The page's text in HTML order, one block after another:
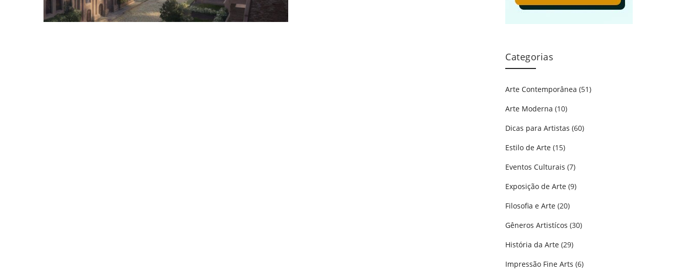
Categorias
Arte Contemporânea (51)
Arte Moderna (10)
Dicas para Artistas (60)
Estilo de Arte (15)
Eventos Culturais (7)
Exposição de Arte (9)
Filosofia e Arte (20)
Gêneros Artistícos (30)
História da Arte (29)
Impressão Fine Arts (6)